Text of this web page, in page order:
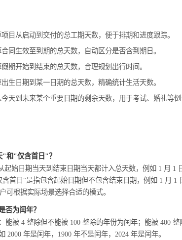
项目从启动到交付的总工期天数，便于排期和进度跟踪。
合同生效至到期的总天数，自动区分是否含到期日。
期开始到结束的总天数，合理规划出行时间。
生日期到某一日期的总天数，精确统计生活天数。
天到未来某个重要日期的剩余天数，用于考试、婚礼等
"和"仅含首日"？
起始日期当天到结束日期当天都计入总天数，例如 1 月 1
含首日"是指包含起始日期但不包含结束日期，例如 1 月 1
可根据实际场景选择合适的模式。
否为闰年？
能被 4 整除但不能被 100 整除的年份为闰年；能被 400 整
2000 年是闰年，1900 年不是闰年，2024 年是闰年。